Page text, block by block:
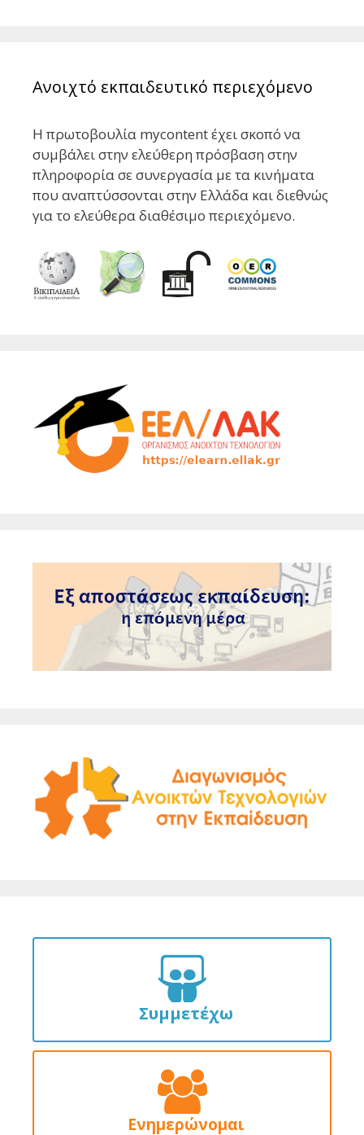
Ανοιχτό εκπαιδευτικό περιεχόμενο
Η πρωτοβουλία mycontent έχει σκοπό να
συμβάλει στην ελεύθερη πρόσβαση στην
πληροφορία σε συνεργασία με τα κινήματα
που αναπτύσσονται στην Ελλάδα και διεθνώς
για το ελεύθερα διαθέσιμο περιεχόμενο.
Συμμετέχω
Ενημερώνομαι